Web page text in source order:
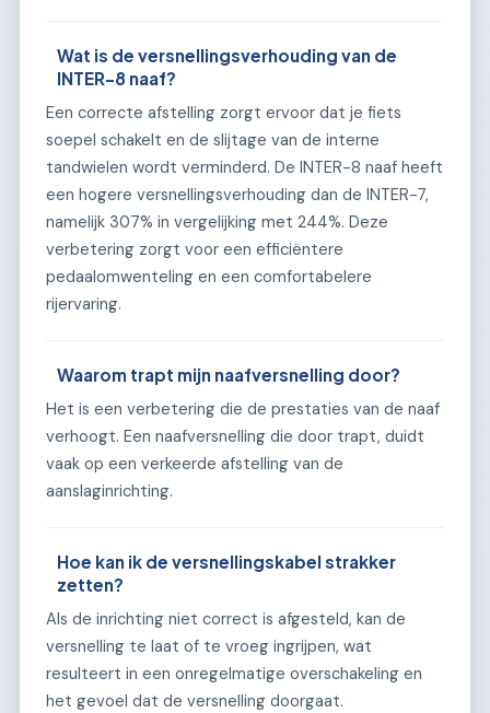
Wat is de versnellingsverhouding van de
INTER-8 naaf?
Een correcte afstelling zorgt ervoor dat je fiets
soepel schakelt en de slijtage van de interne
tandwielen wordt verminderd. De INTER-8 naaf heeft
een hogere versnellingsverhouding dan de INTER-7,
namelijk 307% in vergelijking met 244%. Deze
verbetering zorgt voor een efficiëntere
pedaalomwenteling en een comfortabelere
rijervaring.
Waarom trapt mijn naafversnelling door?
Het is een verbetering die de prestaties van de naaf
verhoogt. Een naafversnelling die door trapt, duidt
vaak op een verkeerde afstelling van de
aanslaginrichting.
Hoe kan ik de versnellingskabel strakker
zetten?
Als de inrichting niet correct is afgesteld, kan de
versnelling te laat of te vroeg ingrijpen, wat
resulteert in een onregelmatige overschakeling en
het gevoel dat de versnelling doorgaat.